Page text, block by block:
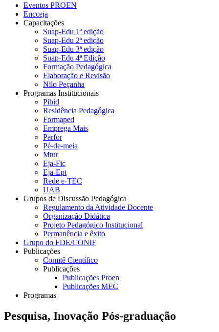
Eventos PROEN
Encceja
Capacitações
Suap-Edu 1ª edição
Suap-Edu 2ª edição
Suap-Edu 3ª edição
Suap-Edu 4ª Edição
Formação Pedagógica
Elaboração e Revisão
Nilo Peçanha
Programas Institucionais
Pibid
Residência Pedagógica
Formaped
Emprega Mais
Parfor
Pé-de-meia
Mtur
Eja-Fic
Eja-Ept
Rede e-TEC
UAB
Grupos de Discussão Pedagógica
Regulamento da Atividade Docente
Organização Didática
Projeto Pedagógico Institucional
Permanência e êxito
Grupo do FDE/CONIF
Publicações
Comitê Científico
Publicações
Publicações Proen
Publicações MEC
Programas
Pesquisa, Inovação Pós-graduação